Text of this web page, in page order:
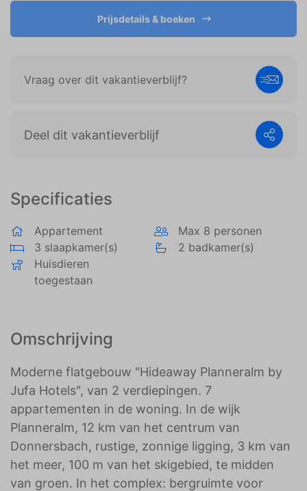
Specificaties
Appartement
Max 8 personen
3 slaapkamer(s)
2 badkamer(s)
Huisdieren
toegestaan
Omschrijving
Moderne flatgebouw "Hideaway Planneralm by
Jufa Hotels", van 2 verdiepingen. 7
appartementen in de woning. In de wijk
Planneralm, 12 km van het centrum van
Donnersbach, rustige, zonnige ligging, 3 km van
het meer, 100 m van het skigebied, te midden
van groen. In het complex: bergruimte voor
Prijsdetails & boeken
Vraag over dit vakantieverblijf?
Deel dit vakantieverblijf
weergeven die zijn afgestemd op en relevant zijn
voor de individuele gebruiker. Deze advertenties